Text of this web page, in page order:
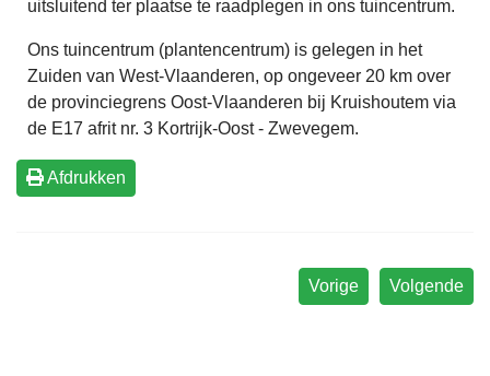
uitsluitend ter plaatse te raadplegen in ons tuincentrum.
Ons tuincentrum (plantencentrum) is gelegen in het
Zuiden van West-Vlaanderen, op ongeveer 20 km over
de provinciegrens Oost-Vlaanderen bij Kruishoutem via
de E17 afrit nr. 3 Kortrijk-Oost - Zwevegem.
Afdrukken
Volgende
Vorige